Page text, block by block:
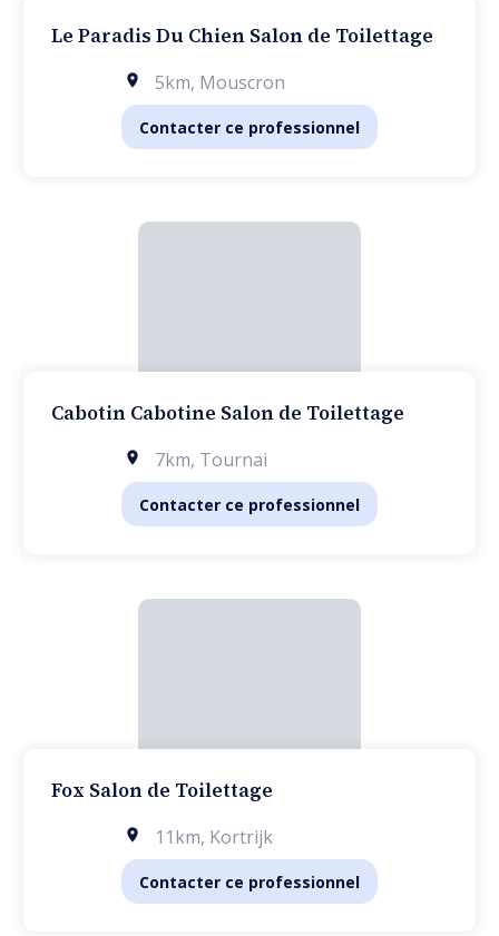
Le Paradis Du Chien Salon de Toilettage
5km, Mouscron
Contacter ce professionnel
Cabotin Cabotine Salon de Toilettage
7km, Tournai
Contacter ce professionnel
Fox Salon de Toilettage
11km, Kortrijk
Contacter ce professionnel